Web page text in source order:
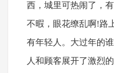
西，城里可热闹了，
不暇，眼花缭乱啊!路
有年轻人。大过年的
人和顾客展开了激烈